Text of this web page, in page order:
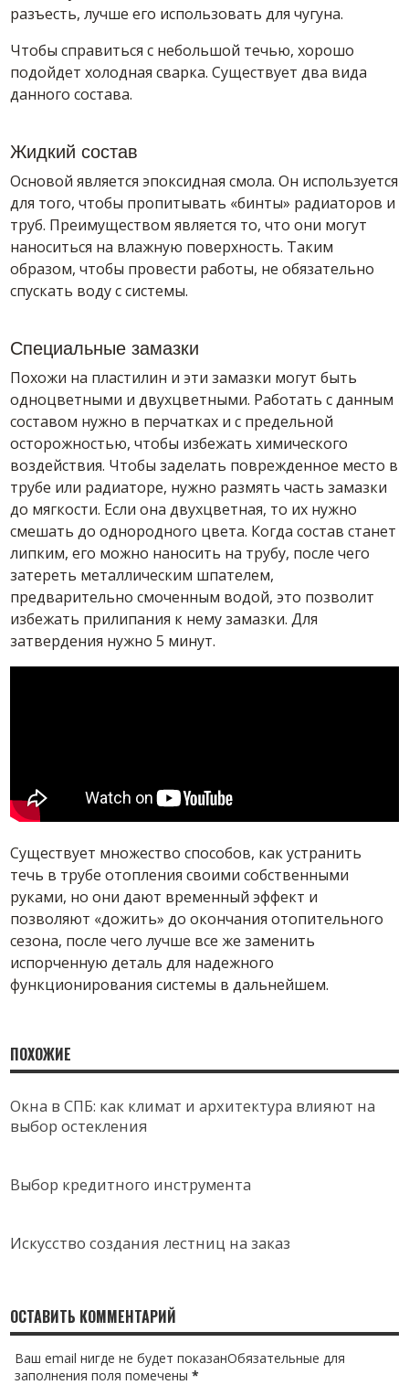
разъесть, лучше его использовать для чугуна.
Чтобы справиться с небольшой течью, хорошо
подойдет холодная сварка. Существует два вида
данного состава.
Жидкий состав
Основой является эпоксидная смола. Он используется
для того, чтобы пропитывать «бинты» радиаторов и
труб. Преимуществом является то, что они могут
наноситься на влажную поверхность. Таким
образом, чтобы провести работы, не обязательно
спускать воду с системы.
Специальные замазки
Похожи на пластилин и эти замазки могут быть
одноцветными и двухцветными. Работать с данным
составом нужно в перчатках и с предельной
осторожностью, чтобы избежать химического
воздействия. Чтобы заделать поврежденное место в
трубе или радиаторе, нужно размять часть замазки
до мягкости. Если она двухцветная, то их нужно
смешать до однородного цвета. Когда состав станет
липким, его можно наносить на трубу, после чего
затереть металлическим шпателем,
предварительно смоченным водой, это позволит
избежать прилипания к нему замазки. Для
затвердения нужно 5 минут.
Существует множество способов, как устранить
течь в трубе отопления своими собственными
руками, но они дают временный эффект и
позволяют «дожить» до окончания отопительного
сезона, после чего лучше все же заменить
испорченную деталь для надежного
функционирования системы в дальнейшем.
ПОХОЖИЕ
Окна в СПБ: как климат и архитектура влияют на
выбор остекления
Выбор кредитного инструмента
Искусство создания лестниц на заказ
ОСТАВИТЬ КОММЕНТАРИЙ
Ваш email нигде не будет показанОбязательные для
заполнения поля помечены*